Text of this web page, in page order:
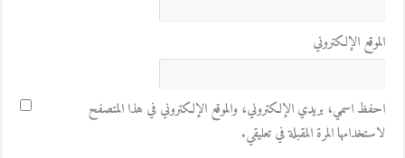
الموقع الإلكتروني
احفظ اسمي، بريدي الإلكتروني، والموقع الإلكتروني في هذا المتصفح
لاستخدامها المرة المقبلة في تعليقي.